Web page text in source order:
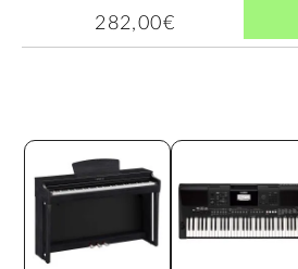
282,00€